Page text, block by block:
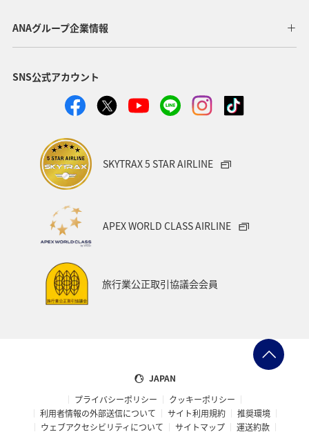
ANAグループ企業情報
SNS公式アカウント
SKYTRAX 5 STAR AIRLINE
APEX WORLD CLASS AIRLINE
旅行業公正取引協議会会員
JAPAN
プライバシーポリシー
クッキーポリシー
利用者情報の外部送信について
サイト利用規約
推奨環境
ウェブアクセシビリティについて
サイトマップ 運送約款